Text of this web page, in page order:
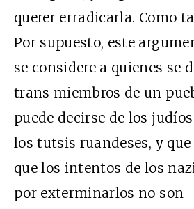
querer erradicarla. Como
Por supuesto, este
se considere a quienes se
trans miembros de un
puede decirse de los
los tutsis ruandeses, y que
que los intentos de los
por exterminarlos no son